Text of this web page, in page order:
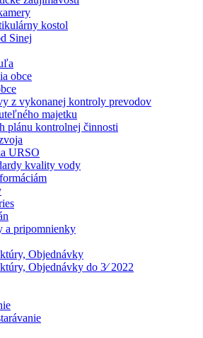
kostol
Sinej
obce
z vykonanej kontroly prevodov
majetku
plánu kontrolnej činnosti
URSO
kvality vody
a pripomnienky
Objednávky
Objednávky do 3⁄ 2022